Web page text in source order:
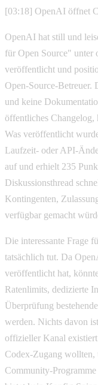
[03:18] OpenAI öffnet
OpenAI hat still und
für Open Source" unter
veröffentlicht und
Open-Source-Betreuer.
und keine
öffentliches
Was veröffentlicht
Laufzeit- oder API-
auf und erhielt 235
Diskussionsthread
Kontingenten,
verfügbar gemacht
Die interessante Frage
tatsächlich tut. Da
veröffentlicht hat,
Ratenlimits, dedizierte
Überprüfung
werden. Nichts davon
offizieller Kanal
Codex-Zugang wollten,
Community-